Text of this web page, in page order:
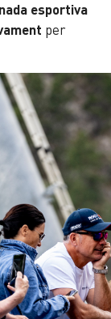
esportiva
per